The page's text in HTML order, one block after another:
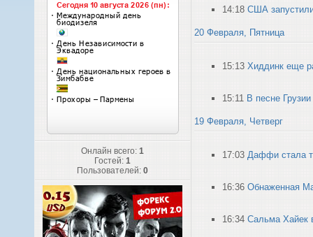
Онлайн всего: 1
Гостей: 1
Пользователей: 0
14:18 США
20 Февраля, Пятница
15:13 Хиддинк еще
15:11 В песне
19 Февраля, Четверг
17:03 Даффи стала
16:36 Обнаженная
16:34 Сальма Хайек